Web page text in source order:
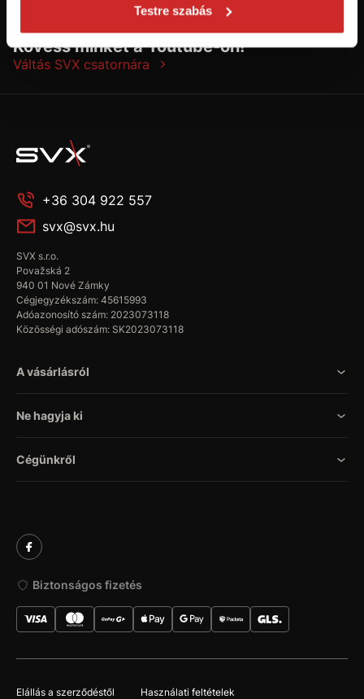
Testre szabás
Kövess minket a Youtube-on!
Váltás SVX csatornára
+36 304 922 557
svx@svx.hu
SVX s.r.o.
Považská 2
940 01 Nové Zámky
Cégjegyzékszám: 45615993
Adóazonosító szám: 2023073118
Közösségi adószám: SK2023073118
A vásárlásról
Ne hagyja ki
Cégünkről
Biztonságos fizetés
Elállás a szerződéstől Használati feltételek